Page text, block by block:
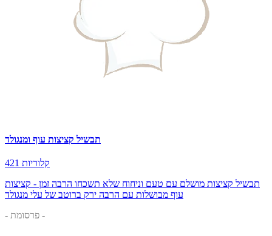
תבשיל קציצות עוף ומנגולד
421 קלוריות
תבשיל קציצות מושלם עם טעם וניחוח שלא תשכחו הרבה זמן - קציצות
עוף מבושלות עם הרבה ירק ברוטב של עלי מנגולד
- פרסומת -